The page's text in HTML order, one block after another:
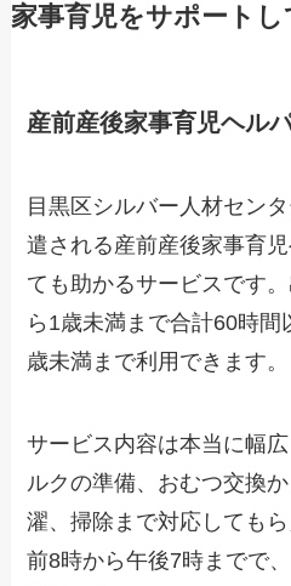
家事育児をサポート
産前産後家事育児ヘル
目黒区シルバー人材セン
遣される産前産後家事育
ても助かるサービスです
ら1歳未満まで合計60時
歳未満まで利用できます。
サービス内容は本当に幅
ルクの準備、おむつ交換
濯、掃除まで対応しても
前8時から午後7時までで